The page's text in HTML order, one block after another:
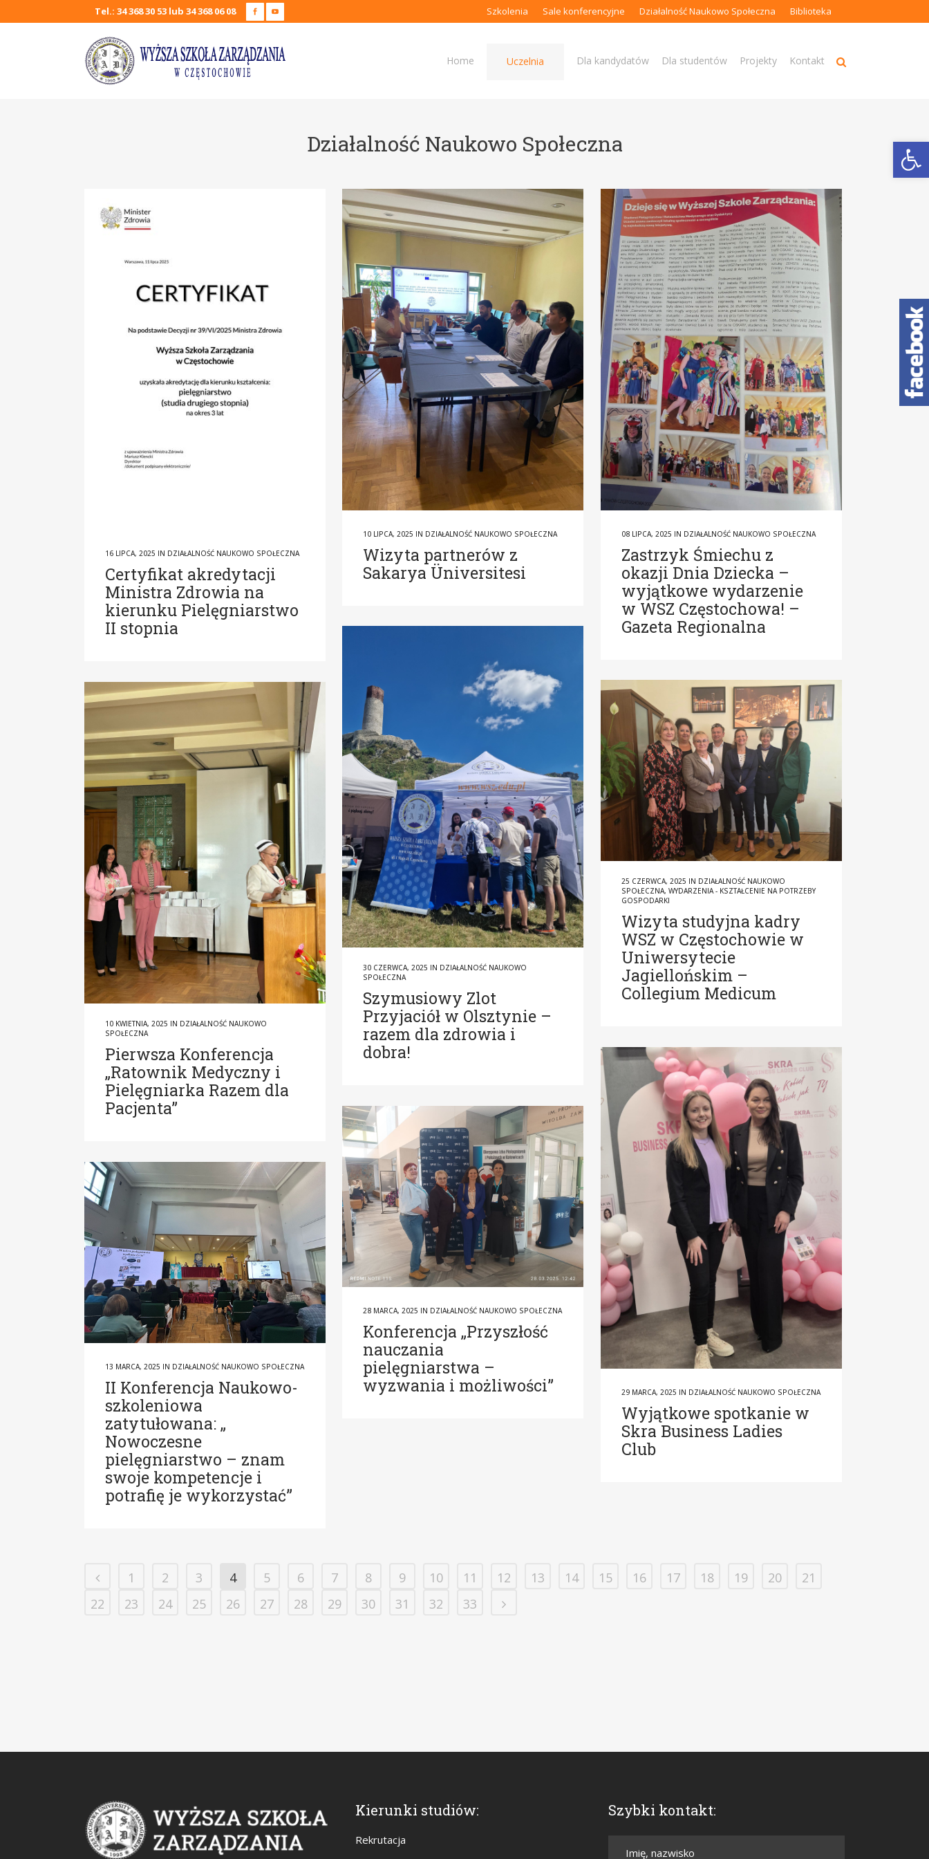
Tel.: 34 368 30 53 lub 34 368 06 08 Szkolenia Sale konferencyjne Działalność Naukowo Społeczna Biblioteka
Home Uczelnia Dla kandydatów Dla studentów Projekty Kontakt
Działalność Naukowo Społeczna
16 LIPCA, 2025 IN DZIAŁALNOŚĆ NAUKOWO SPOŁECZNA
Certyfikat akredytacji
Ministra Zdrowia na
kierunku Pielęgniarstwo
II stopnia
10 LIPCA, 2025 IN DZIAŁALNOŚĆ NAUKOWO SPOŁECZNA
Wizyta partnerów z
Sakarya Üniversitesi
08 LIPCA, 2025 IN DZIAŁALNOŚĆ NAUKOWO SPOŁECZNA
Zastrzyk Śmiechu z
okazji Dnia Dziecka –
wyjątkowe wydarzenie
w WSZ Częstochowa! –
Gazeta Regionalna
30 CZERWCA, 2025 IN DZIAŁALNOŚĆ NAUKOWO
SPOŁECZNA
Szymusiowy Zlot
Przyjaciół w Olsztynie –
razem dla zdrowia i
dobra!
25 CZERWCA, 2025 IN DZIAŁALNOŚĆ NAUKOWO
SPOŁECZNA, WYDARZENIA - KSZTAŁCENIE NA POTRZEBY
GOSPODARKI
Wizyta studyjna kadry
WSZ w Częstochowie w
Uniwersytecie
Jagiellońskim –
Collegium Medicum
10 KWIETNIA, 2025 IN DZIAŁALNOŚĆ NAUKOWO
SPOŁECZNA
Pierwsza Konferencja
„Ratownik Medyczny i
Pielęgniarka Razem dla
Pacjenta”
29 MARCA, 2025 IN DZIAŁALNOŚĆ NAUKOWO SPOŁECZNA
Wyjątkowe spotkanie w
Skra Business Ladies
Club
28 MARCA, 2025 IN DZIAŁALNOŚĆ NAUKOWO SPOŁECZNA
Konferencja „Przyszłość
nauczania
pielęgniarstwa –
wyzwania i możliwości”
13 MARCA, 2025 IN DZIAŁALNOŚĆ NAUKOWO SPOŁECZNA
II Konferencja Naukowo-
szkoleniowa
zatytułowana: „
Nowoczesne
pielęgniarstwo – znam
swoje kompetencje i
potrafię je wykorzystać”
1 2 3 4 5 6 7 8 9 10 11 12 13 14 15 16 17 18 19 20
21
22
23 24 25 26 27 28 29 30 31 32 33
Kierunki studiów:
Rekrutacja
Szybki kontakt: